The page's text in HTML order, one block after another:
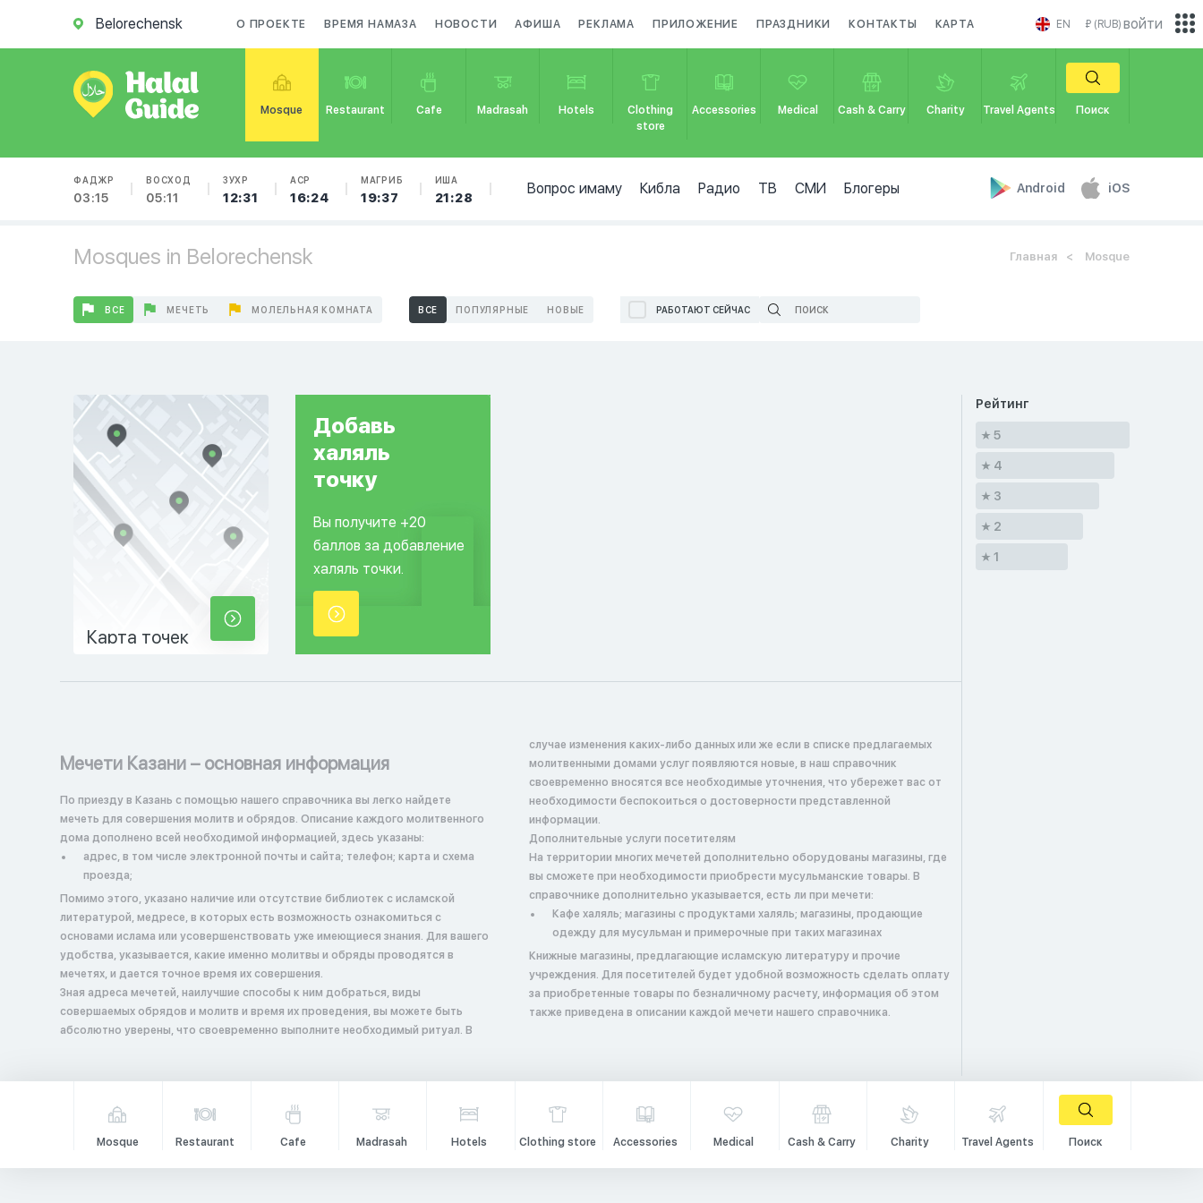
Belorechensk О ПРОЕКТЕ ВРЕМЯ НАМАЗА НОВОСТИ АФИША РЕКЛАМА ПРИЛОЖЕНИЕ ПРАЗДНИКИ КОНТАКТЫ КАРТА EN ₽ (RUB)
Mosque Restaurant Cafe Madrasah Hotels
Clothing
store
Accessories Medical Cash & Carry Charity Travel Agents Поиск
ФАДЖР
03:15
ВОСХОД
05:11
ЗУХР
12:31
АСР
16:24
МАГРИБ
19:37
ИША
21:28
Вопрос имаму Кибла Радио ТВ СМИ Блогеры Android iOS
войти
Mosques in Belorechensk Главная Mosque
ВСЕ МЕЧЕТЬ МОЛЕЛЬНАЯ КОМНАТА ВСЕ ПОПУЛЯРНЫЕ НОВЫЕ РАБОТАЮТ СЕЙЧАС
Карта точек
Добавь
халяль
точку
Вы получите +20
баллов за добавление
халяль точки.
Мечети Казани – основная информация
По приезду в Казань с помощью нашего справочника вы легко найдете
мечеть для совершения молитв и обрядов. Описание каждого молитвенного
дома дополнено всей необходимой информацией, здесь указаны:
адрес, в том числе электронной почты и сайта; телефон; карта и схема
проезда;
Помимо этого, указано наличие или отсутствие библиотек с исламской
литературой, медресе, в которых есть возможность ознакомиться с
основами ислама или усовершенствовать уже имеющиеся знания. Для вашего
удобства, указывается, какие именно молитвы и обряды проводятся в
мечетях, и дается точное время их совершения.
Зная адреса мечетей, наилучшие способы к ним добраться, виды
совершаемых обрядов и молитв и время их проведения, вы можете быть
абсолютно уверены, что своевременно выполните необходимый ритуал. В
случае изменения каких-либо данных или же если в списке предлагаемых
молитвенными домами услуг появляются новые, в наш справочник
своевременно вносятся все необходимые уточнения, что убережет вас от
необходимости беспокоиться о достоверности представленной
информации.
Дополнительные услуги посетителям
На территории многих мечетей дополнительно оборудованы магазины, где
вы сможете при необходимости приобрести мусульманские товары. В
справочнике дополнительно указывается, есть ли при мечети:
Кафе халяль; магазины с продуктами халяль; магазины, продающие
одежду для мусульман и примерочные при таких магазинах
Книжные магазины, предлагающие исламскую литературу и прочие
учреждения. Для посетителей будет удобной возможность сделать оплату
за приобретенные товары по безналичному расчету, информация об этом
также приведена в описании каждой мечети нашего справочника.
Рейтинг
5
4
3
2
1
Mosque Restaurant Cafe Madrasah Hotels Clothing store Accessories Medical Cash & Carry Charity Travel Agents Поиск